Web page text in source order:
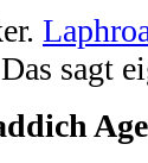
sagt